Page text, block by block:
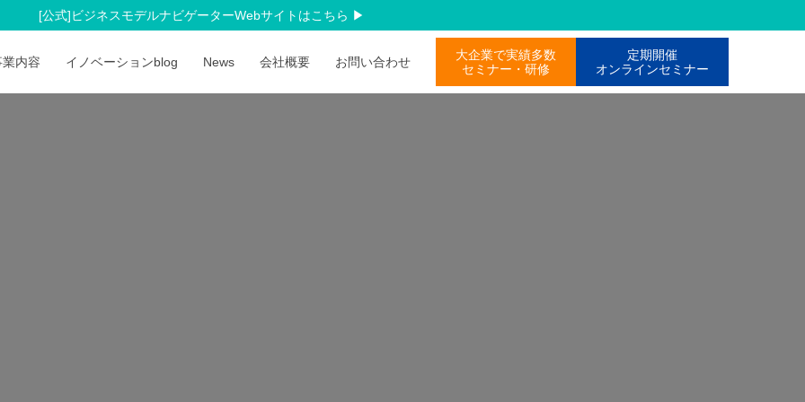
[公式]ビジネスモデルナビゲーターWebサイトはこちら
業内容 イノベーションblog News 会社概要 お問い合わせ
大企業で実績多数
セミナー・研修
定期開催
オンラインセミナー